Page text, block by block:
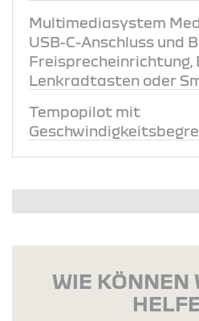
Multimediasystem
USB-C-Anschluss und
Freisprecheinrichtung,
Lenkradtasten oder
Tempopilot mit
WIE KÖNNEN